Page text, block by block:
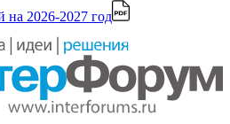
на 2026-2027 год